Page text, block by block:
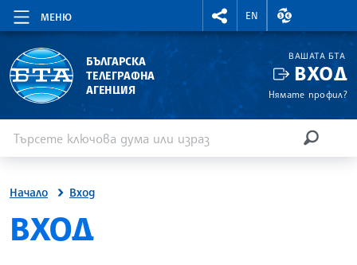
МЕНЮ
RIGHTMENU.SOCIAL
EN
ВАЛУТНИ
БЪЛГАРСКА
ТЕЛЕГРАФНА
АГЕНЦИЯ
ВАШАТА БТА
ВХОД
Нямате профил?
Начало Вход
SITE.BTA
ВХОД